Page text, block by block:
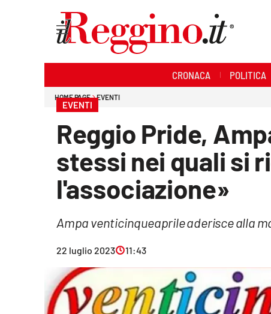
Economia e lavoro
CRONACA POLITICA
HOME PAGE EVENTI
EVENTI
Reggio Pride,
stessi nei quali si
l'associazione»
Ampa venticinqueaprile aderisce alla
22 luglio 2023 11:43